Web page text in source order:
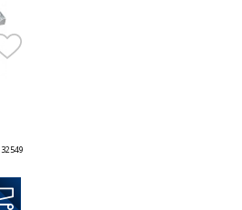
32549